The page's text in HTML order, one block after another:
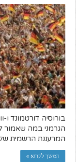
בורוסיה דורטמונד
הגרמני במה שאמור
המרעננת הרשמית
המשך לקרוא »